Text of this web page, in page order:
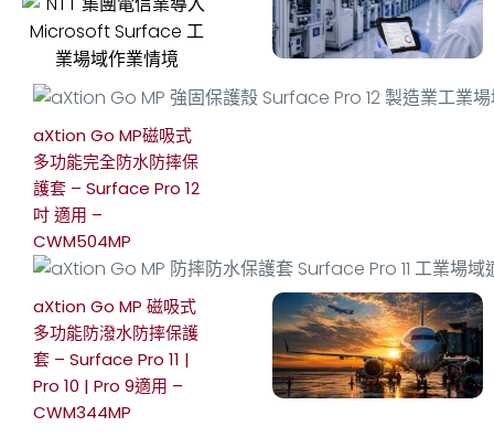
aXtion Go MP磁吸式
多功能完全防水防摔保
護套 – Surface Pro 12
吋 適用 –
CWM504MP
aXtion Go MP 磁吸式
多功能防潑水防摔保護
套 – Surface Pro 11 |
Pro 10 | Pro 9適用 –
CWM344MP